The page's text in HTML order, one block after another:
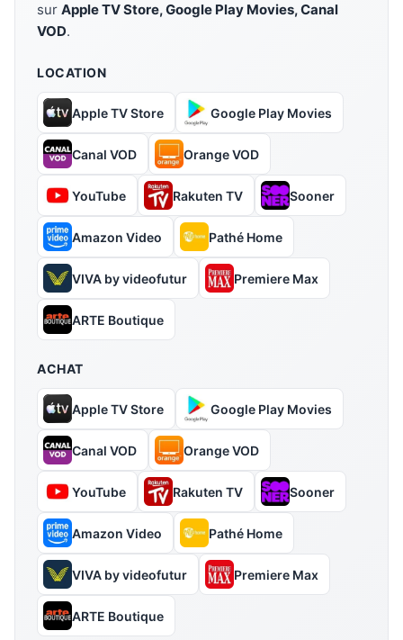
sur Apple TV Store, Google Play Movies, Canal
VOD.
LOCATION
Apple TV Store Google Play Movies
Canal VOD Orange VOD
YouTube Rakuten TV Sooner
Amazon Video Pathé Home
VIVA by videofutur Premiere Max
ARTE Boutique
ACHAT
Apple TV Store Google Play Movies
Canal VOD Orange VOD
YouTube Rakuten TV Sooner
Amazon Video Pathé Home
VIVA by videofutur Premiere Max
ARTE Boutique